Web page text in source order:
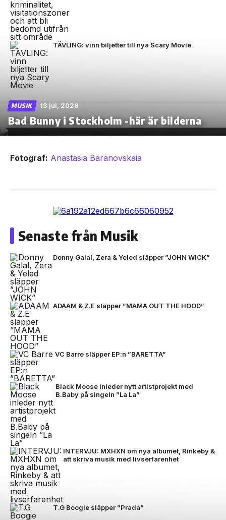
TÄVLING: vinn biljetter till nya Scary Movie
MUSIK 13 jul, 2026
Bad Bunny i Stockholm -här är bilderna
Fotograf: Anastasia Baranovskaia
Senaste från Musik
Donny Galal, Zera & Yeled släpper ”JOHN WICK”
ADAAM & Z.E släpper ”MAMA OUT THE HOOD”
VC Barre släpper EP:n ”BARETTA”
Black Moose inleder nytt artistprojekt med
B.Baby på singeln ”La La”
INTERVJU: MXHXN om nya albumet, Rinkeby &
att skriva musik med livserfarenhet
T.G Boogie släpper ”Prada”